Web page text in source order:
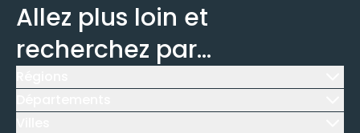
Allez plus loin et
recherchez par...